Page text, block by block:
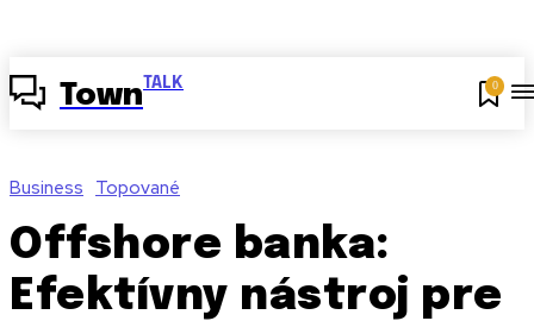
Town TALK 0
Business Topované
Offshore banka:
Efektívny nástroj pre